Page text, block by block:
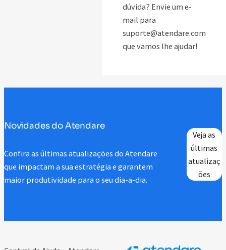
dúvida? Envie um e-
mail para
suporte@atendare.com
que vamos lhe ajudar!
Novidades do Atendare
Confira as últimas atualizações do Atendare
que impactam a sua estratégia e garantem
maior produtividade para o seu dia-a-dia.
Veja as
últimas
atualizaç
ões